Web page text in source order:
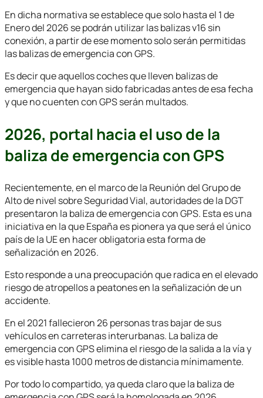
En dicha normativa se establece que solo hasta el 1 de
Enero del 2026 se podrán utilizar las balizas v16 sin
conexión, a partir de ese momento solo serán permitidas
las balizas de emergencia con GPS.
Es decir que aquellos coches que lleven balizas de
emergencia que hayan sido fabricadas antes de esa fecha
y que no cuenten con GPS serán multados.
2026, portal hacia el uso de la
baliza de emergencia con GPS
Recientemente, en el marco de la Reunión del Grupo de
Alto de nivel sobre Seguridad Vial, autoridades de la DGT
presentaron la baliza de emergencia con GPS. Esta es una
iniciativa en la que España es pionera ya que será el único
país de la UE en hacer obligatoria esta forma de
señalización en 2026.
Esto responde a una preocupación que radica en el elevado
riesgo de atropellos a peatones en la señalización de un
accidente.
En el 2021 fallecieron 26 personas tras bajar de sus
vehículos en carreteras interurbanas. La baliza de
emergencia con GPS elimina el riesgo de la salida a la vía y
es visible hasta 1000 metros de distancia mínimamente.
Por todo lo compartido, ya queda claro que la baliza de